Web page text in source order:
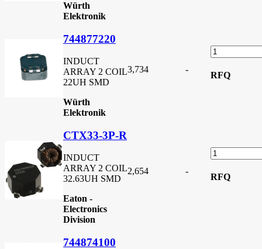
Würth
Elektronik
744877220
INDUCT
ARRAY 2 COIL
22UH SMD
Würth
Elektronik
3,734 -
RFQ
CTX33-3P-R
INDUCT
ARRAY 2 COIL
32.63UH SMD
Eaton -
Electronics
Division
2,654 -
RFQ
744874100